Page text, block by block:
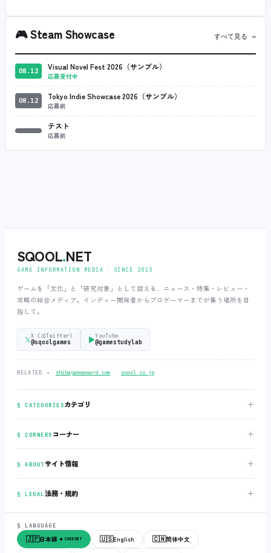
🎮Steam Showcase すべて見る →
08.12 Visual Novel Fest 2026（サンプル）
応募受付中
08.12 Tokyo Indie Showcase 2026（サンプル）
応募前
テスト
応募前
SQOOL.NET
GAME INFORMATION MEDIA ‧ SINCE 2013
ゲームを「文化」と「研究対象」として捉える、ニュース・特集・レビュー・
攻略の総合メディア。インディー開発者からプロゲーマーまでが集う場所を目
指して。
𝕏X (旧Twitter)
@sqoolgames ▶YouTube
@gamestudylab
RELATED → shibagameaward.com ‧ sqool.co.jp
§ CATEGORIESカテゴリ ＋
§ CORNERS コーナー ＋
§ ABOUTサイト情報 ＋
§ LEGAL法務・規約 ＋
§ LANGUAGE
🇯🇵日本語 ● CURRENT 🇺🇸English 🇨🇳简体中文